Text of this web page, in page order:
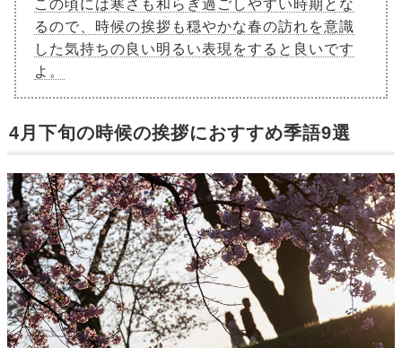
この頃には寒さも和らぎ過ごしやすい時期とな
るので、時候の挨拶も穏やかな春の訪れを意識
した気持ちの良い明るい表現をすると良いです
よ。
4月下旬の時候の挨拶におすすめ季語9選